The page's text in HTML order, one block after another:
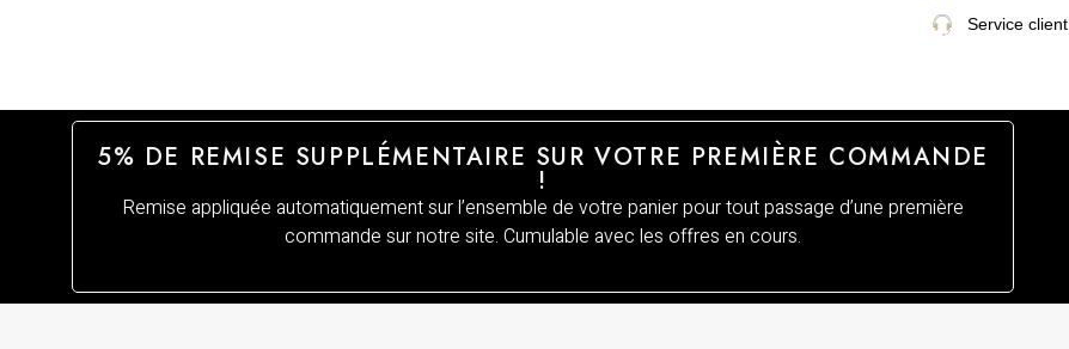
Service
5% DE REMISE SUPPLÉMENTAIRE SUR VOTRE PREMIÈRE COMMANDE
!
Remise appliquée automatiquement sur l’ensemble de votre panier pour tout passage d’une première
commande sur notre site. Cumulable avec les offres en cours.